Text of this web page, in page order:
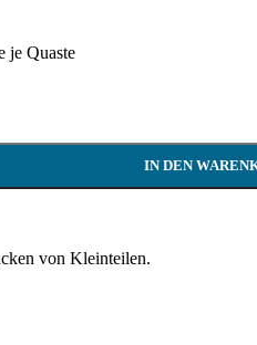
je Quaste
IN DEN
von Kleinteilen.